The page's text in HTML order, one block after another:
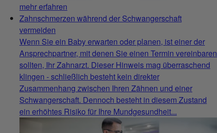
mehr erfahren
Zahnschmerzen während der Schwangerschaft
vermeiden
Wenn Sie ein Baby erwarten oder planen, ist einer der
Ansprechpartner, mit denen Sie einen Termin vereinbaren
sollten, Ihr Zahnarzt. Dieser Hinweis mag überraschend
klingen - schließlich besteht kein direkter
Zusammenhang zwischen Ihren Zähnen und einer
Schwangerschaft. Dennoch besteht in diesem Zustand
ein erhöhtes Risiko für Ihre Mundgesundheit...